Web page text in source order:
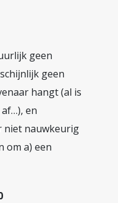
geen
geen
hangt (al is
en
niet nauwkeurig
om a) een